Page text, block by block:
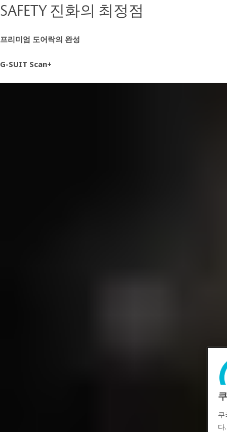
SAFETY 진화의 최정점
프리미엄 도어락의 완성
G-SUIT Scan+